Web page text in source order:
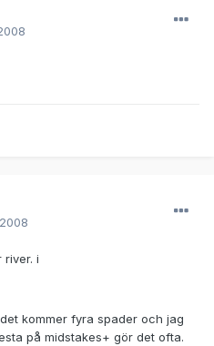
river. i
kommer fyra spader och jag
på midstakes+ gör det ofta.